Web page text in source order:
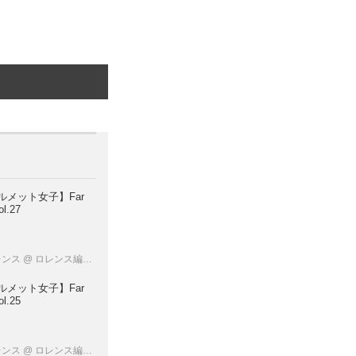
メット女子】Far
ス @ ロレンス編集部
メット女子】Far
ス @ ロレンス編集部